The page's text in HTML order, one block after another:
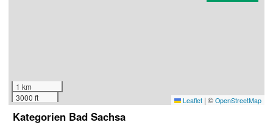
1 km
3000 ft
Leaflet | © OpenStreetMap
Kategorien Bad Sachsa